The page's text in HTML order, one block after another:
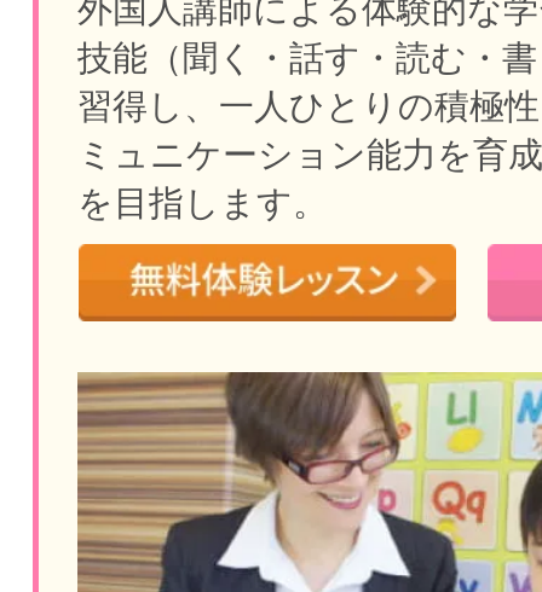
外国人講師による体験的な
技能（聞く・話す・読む・
習得し、一人ひとりの積極
ミュニケーション能力を育
を目指します。